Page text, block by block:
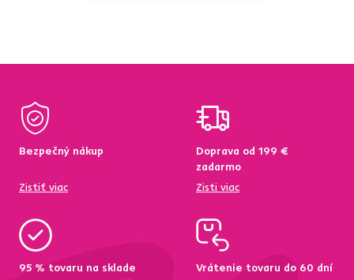
Bezpečný nákup
Zistiť viac
Doprava od 199 €
zadarmo
Zisti viac
95 % tovaru na sklade
Vrátenie tovaru do 60 dní